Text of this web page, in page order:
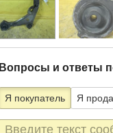
Вопросы и ответы
Я покупатель Я
Текст